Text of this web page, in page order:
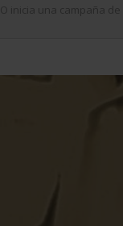
inicia una campaña